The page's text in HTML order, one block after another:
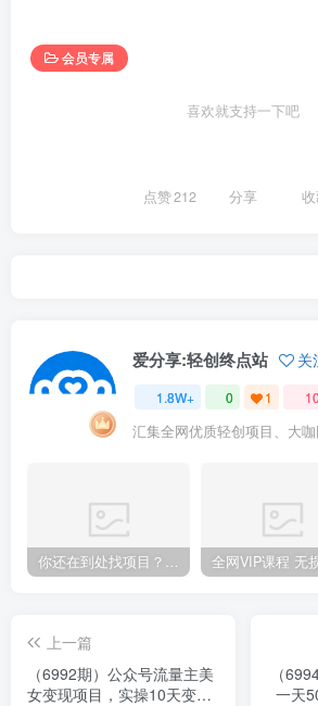
会员专属
喜欢就支持一下吧
点赞212 分享
爱分享:轻创终点站 关
1.8W+ 0 1
汇集全网优质轻创项目、大
你还在到处找项目？还在当韭菜？我靠卖项目一个月收入5万+，曾经我也是个失败者。
上一篇
（6992期）公众号流量主美
女变现项目，实操10天变现
（
一天